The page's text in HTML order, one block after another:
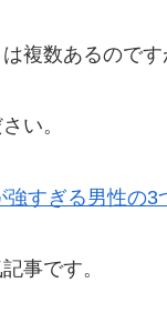
複数あるので
い。
すぎる男性の3
事です。